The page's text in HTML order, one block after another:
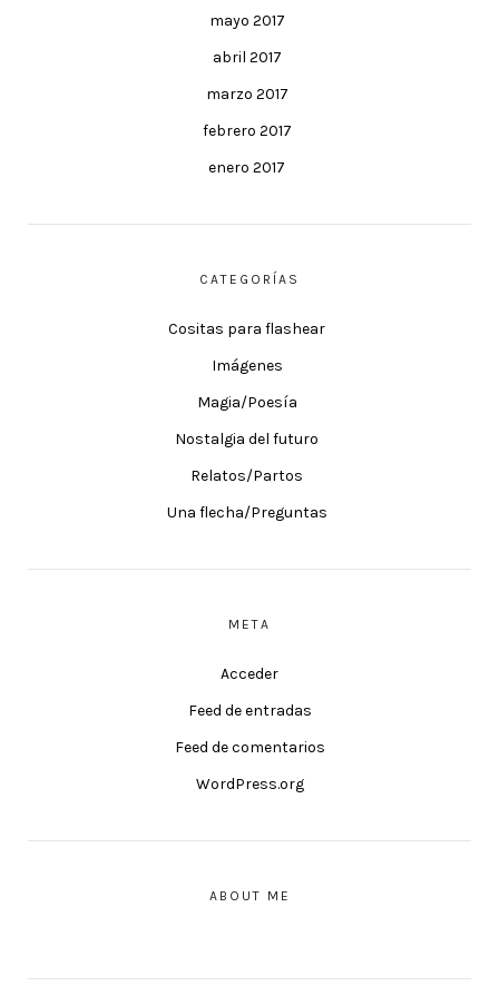
mayo 2017
abril 2017
marzo 2017
febrero 2017
enero 2017
CATEGORÍAS
Cositas para flashear
Imágenes
Magia/Poesía
Nostalgia del futuro
Relatos/Partos
Una flecha/Preguntas
META
Acceder
Feed de entradas
Feed de comentarios
WordPress.org
ABOUT ME